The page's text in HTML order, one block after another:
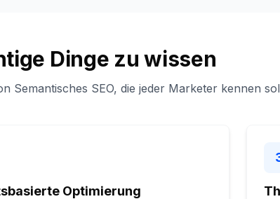
Dinge zu wissen
Semantisches SEO, die jeder Marketer kennen
Optimierung